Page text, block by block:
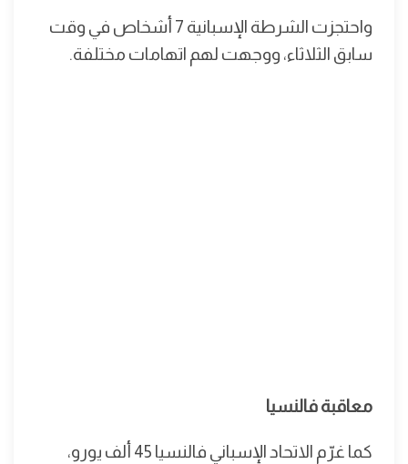
واحتجزت الشرطة الإسبانية 7 أشخاص في وقت
سابق الثلاثاء، ووجهت لهم اتهامات مختلفة.
معاقبة فالنسيا
كما غرّم الاتحاد الإسباني فالنسيا 45 ألف يورو،